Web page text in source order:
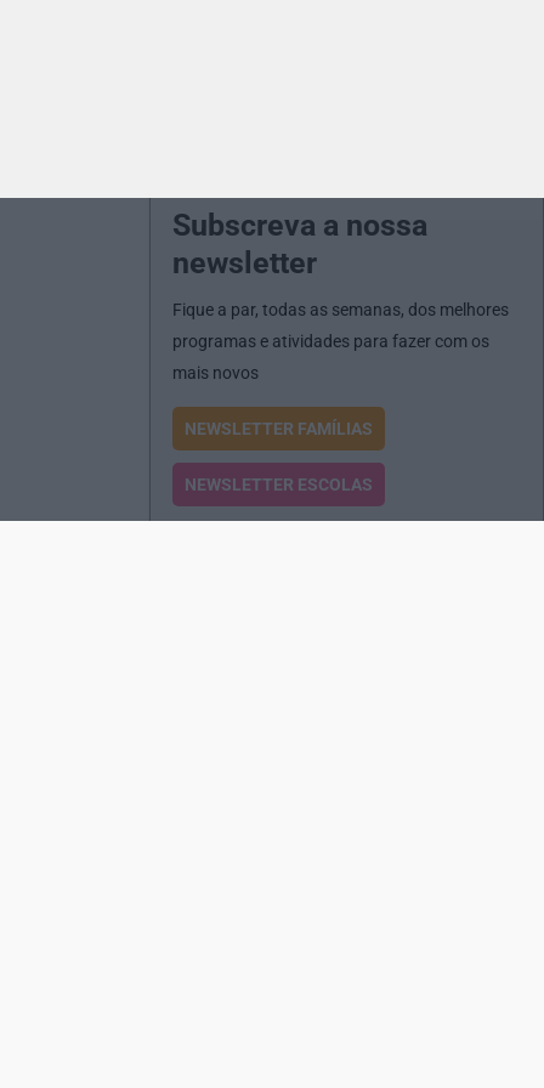
Subscreva a nossa
newsletter
Fique a par, todas as semanas, dos melhores
programas e atividades para fazer com os
mais novos
NEWSLETTER FAMÍLIAS
NEWSLETTER ESCOLAS